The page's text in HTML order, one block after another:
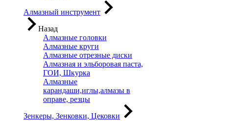
Алмазный инструмент
Назад
Алмазные головки
Алмазные круги
Алмазные отрезные диски
Алмазная и эльборовая паста,
ГОИ, Шкурка
Алмазные
карандаши,иглы,алмазы в
оправе, резцы
Зенкеры, Зенковки, Цековки